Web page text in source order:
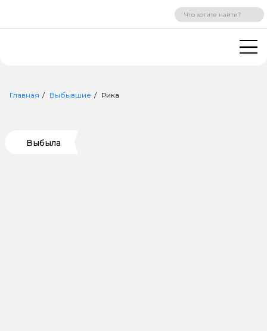
ВХОД РЕГИСТРАЦИЯ
Главная Выбывшие Рика
Выбыла